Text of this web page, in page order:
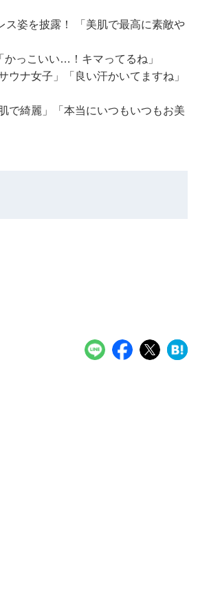
ス姿を披露！ 「美肌で最高に素敵や
かっこいい…！キマってるね」
ウナ女子」「良い汗かいてますね」
で綺麗」「本当にいつもいつもお美